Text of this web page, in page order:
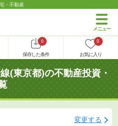
・不動産
0
保存した条件
0
お気に入り
(東京都)の不動産投資・
変更する